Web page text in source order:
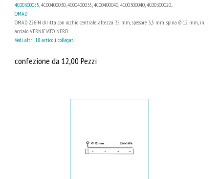
4C00300055 , 4C00400030, 4C00400035, 4C00400040, 4C00300040, 4C00300020...
OMAD
OMAD 226-N diritta con occhio centrale, altezza 35 mm, spessore 3,5 mm, spina Ø 12 mm, in
acciaio VERNICIATO NERO
Vedi altri 18 articoli collegati
confezione da 12,00 Pezzi